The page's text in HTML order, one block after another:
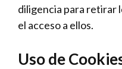
diligencia para retirar
el acceso a ellos.
Uso de